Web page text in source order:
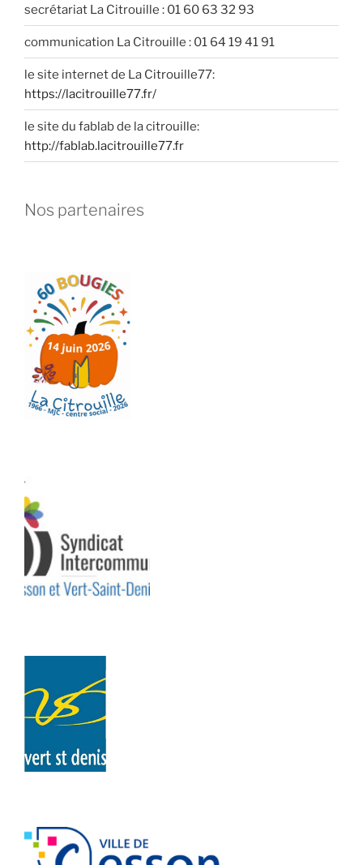
secrétariat La Citrouille : 01 60 63 32 93
communication La Citrouille : 01 64 19 41 91
le site internet de La Citrouille77:
https://lacitrouille77.fr/
le site du fablab de la citrouille:
http://fablab.lacitrouille77.fr
Nos partenaires